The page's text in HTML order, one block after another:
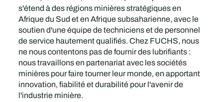
s'étend à des régions minières stratégiques en
Afrique du Sud et en Afrique subsaharienne, avec le
soutien d'une équipe de techniciens et de personnel
de service hautement qualifiés. Chez FUCHS, nous
ne nous contentons pas de fournir des lubrifiants :
nous travaillons en partenariat avec les sociétés
minières pour faire tourner leur monde, en apportant
innovation, fiabilité et durabilité pour l'avenir de
l'industrie minière.